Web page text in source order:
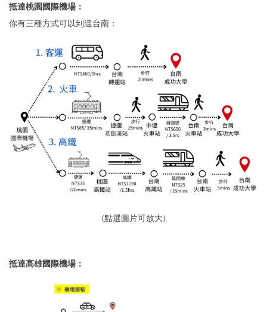
抵達桃園國際機場：
你有三種方式可以到達台南：
(點選圖片可放大)
抵達高雄國際機場：